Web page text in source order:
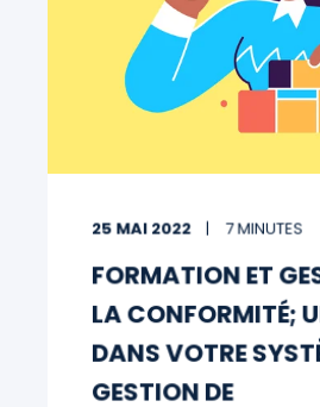
25 MAI 2022 7 MINUTES
FORMATION ET
LA CONFORMITÉ;
DANS VOTRE
GESTION DE